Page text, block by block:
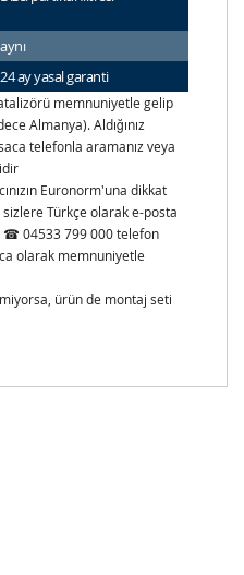
aynı
24 ay yasal garanti
memnuniyetle gelip
Almanya). Aldığınız
telefonla aramanız veya
Euronorm'una dikkat
sizlere Türkçe olarak e-posta
☎ 04533 799 000 telefon
olarak memnuniyetle
ürün de montaj seti